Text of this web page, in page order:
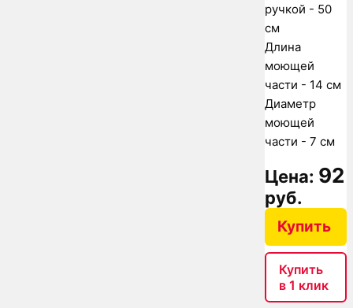
ручкой - 50
см
Длина
моющей
части - 14 см
Диаметр
моющей
части - 7 см
Цена: 92
руб.
Купить
Купить
в 1 клик